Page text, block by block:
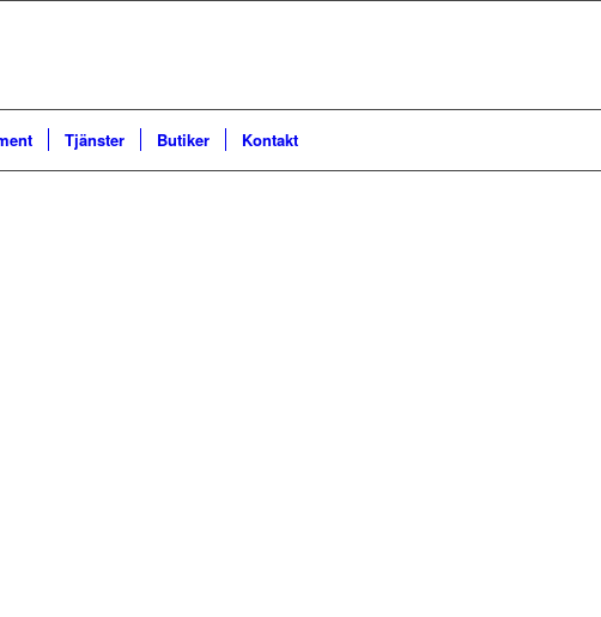
Tjänster Butiker Kontakt